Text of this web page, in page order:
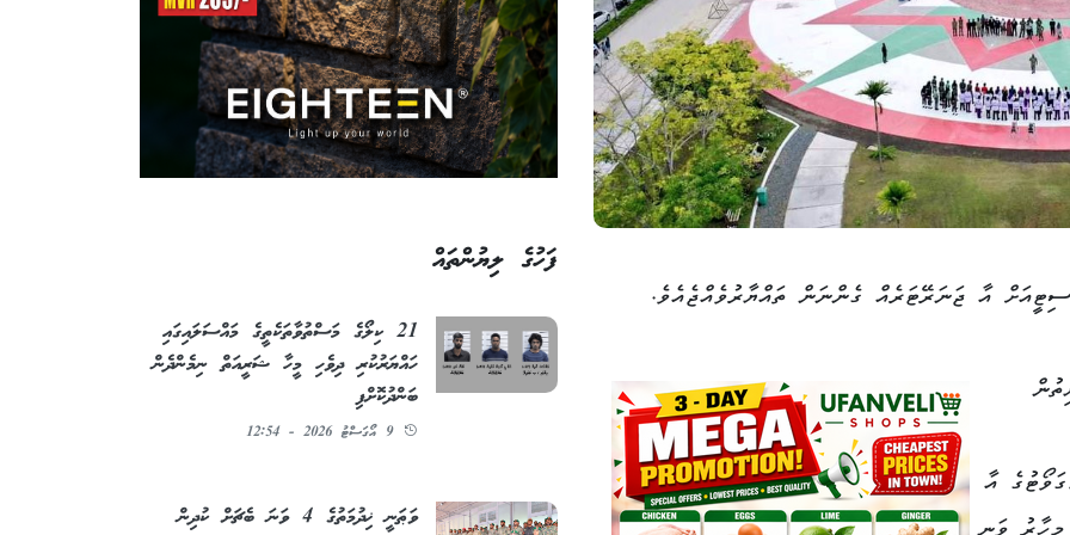
އާ ޖަނަރޭޓަރެއް ގެންނަން ތައްޔާރުވެއްޖެއެވެ.
އަންނަ އޮގަސްޓުމަހު 1.5 މެގަވޯޓުގެ އާ
ފަހުގެ ލިޔުންތައް
21 ކިލޯގެ މަސްތުވާތަކެތީގެ މައްސަލައިގައި
ހައްޔަރުކުރި ދިވެހި މީހާ ޝަރީއަތް ނިމެންދެން
ބަންދުކޮށްފި
9 އޯގަސްޓު 2026 - 12:54
ވަޠަނީ ޚިދުމަތުގެ 4 ވަނަ ބެޗަށް ކުދިން